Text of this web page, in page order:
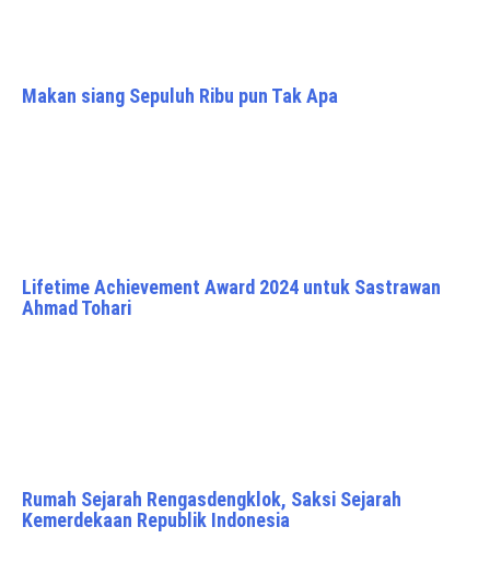
Makan siang Sepuluh Ribu pun Tak Apa
Lifetime Achievement Award 2024 untuk Sastrawan
Ahmad Tohari
Rumah Sejarah Rengasdengklok, Saksi Sejarah
Kemerdekaan Republik Indonesia